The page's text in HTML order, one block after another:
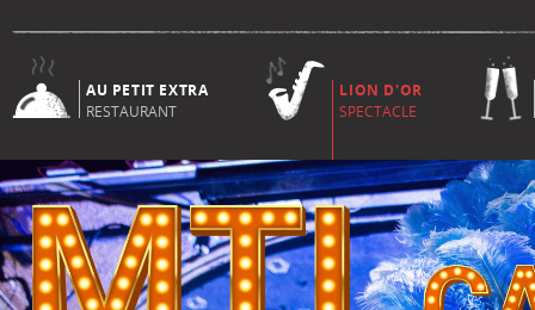
AU PETIT EXTRA
RESTAURANT
LION D'OR
SPECTACLE